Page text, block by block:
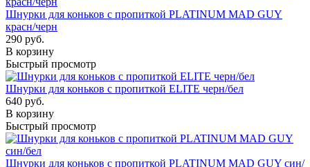
Шнурки для коньков с пропиткой PLATINUM MAD GUY
красн/черн
290 руб.
В корзину
Быстрый просмотр
Шнурки для коньков с пропиткой ELITE черн/бел
640 руб.
В корзину
Быстрый просмотр
Шнурки для коньков с пропиткой PLATINUM MAD GUY син/